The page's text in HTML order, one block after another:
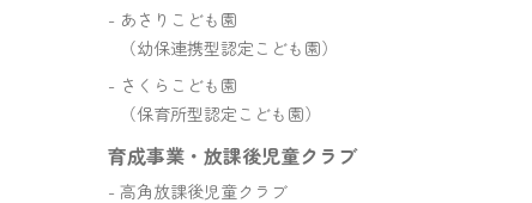
あさりこども園
（幼保連携型認定こども園）
さくらこども園
（保育所型認定こども園）
育成事業・放課後児童クラブ
高角放課後児童クラブ